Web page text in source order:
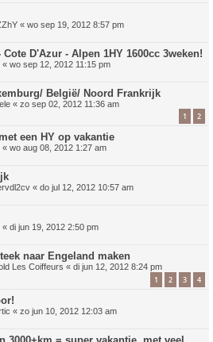
« wo sep 19, 2012 8:57 pm
D'Azur - Alpen 1HY 1600cc 3weken!
« wo sep 12, 2012 11:15 pm
België/ Noord Frankrijk
« zo sep 02, 2012 11:36 am
1 2
een HY op vakantie
« wo aug 08, 2012 1:27 am
« do jul 12, 2012 10:57 am
« di jun 19, 2012 2:50 pm
naar Engeland maken
Les Coiffeurs « di jun 12, 2012 8:24 pm
1 2 3 4
« zo jun 10, 2012 12:03 am